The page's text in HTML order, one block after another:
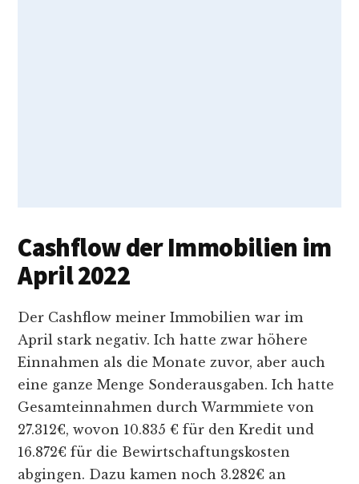
Cashflow der Immobilien im
April 2022
Der Cashflow meiner Immobilien war im
April stark negativ. Ich hatte zwar höhere
Einnahmen als die Monate zuvor, aber auch
eine ganze Menge Sonderausgaben. Ich hatte
Gesamteinnahmen durch Warmmiete von
27.312€, wovon 10.835 € für den Kredit und
16.872€ für die Bewirtschaftungskosten
abgingen. Dazu kamen noch 3.282€ an